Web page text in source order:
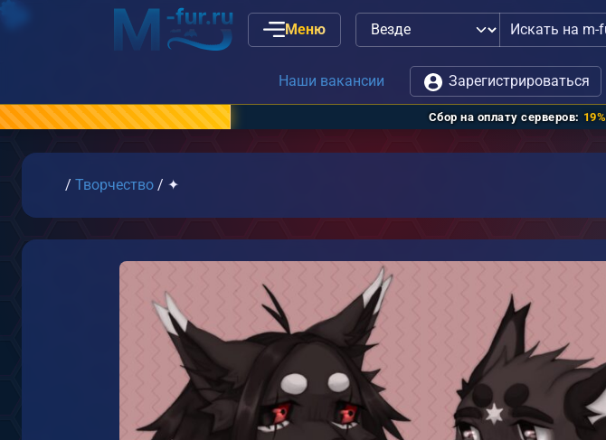
Меню
связь с администрацией Зарегистрироваться
Сбор на оплату серверов: 19%
Главная
/ Творчество / ✦